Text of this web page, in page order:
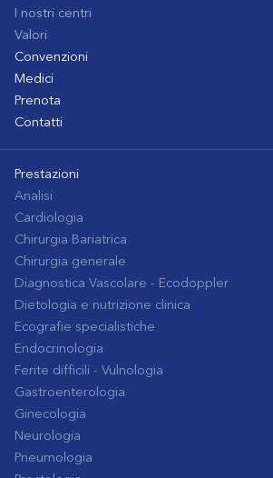
I nostri centri
Valori
Convenzioni
Medici
Prenota
Contatti
Prestazioni
Analisi
Cardiologia
Chirurgia Bariatrica
Chirurgia generale
Diagnostica Vascolare - Ecodoppler
Dietologia e nutrizione clinica
Ecografie specialistiche
Endocrinologia
Ferite difficili - Vulnologia
Gastroenterologia
Ginecologia
Neurologia
Pneumologia